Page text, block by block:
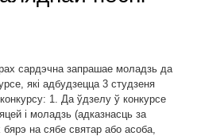
сардэчна запрашае моладзь да
які адбудзецца 3 студзеня
1. Да ўдзелу ў конкурсе
і моладзь (адказнасць за
бярэ на сябе святар або асоба,